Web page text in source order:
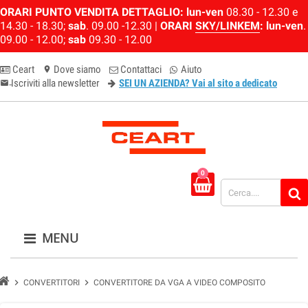
ORARI PUNTO VENDITA DETTAGLIO: lun-ven 08.30 - 12.30 e
14.30 - 18.30; sab. 09.00 -12.30 | ORARI SKY/LINKEM: lun-ven.
09.00 - 12.00; sab 09.30 - 12.00
Ceart location_on Dove siamo Contattaci Aiuto
email-newsletter
Iscriviti alla newsletter SEI UN AZIENDA? Vai al sito a dedicato
0
MENU
chevron_right CONVERTITORI chevron_right CONVERTITORE DA VGA A VIDEO COMPOSITO